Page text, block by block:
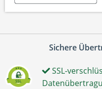
Sichere
SSL-